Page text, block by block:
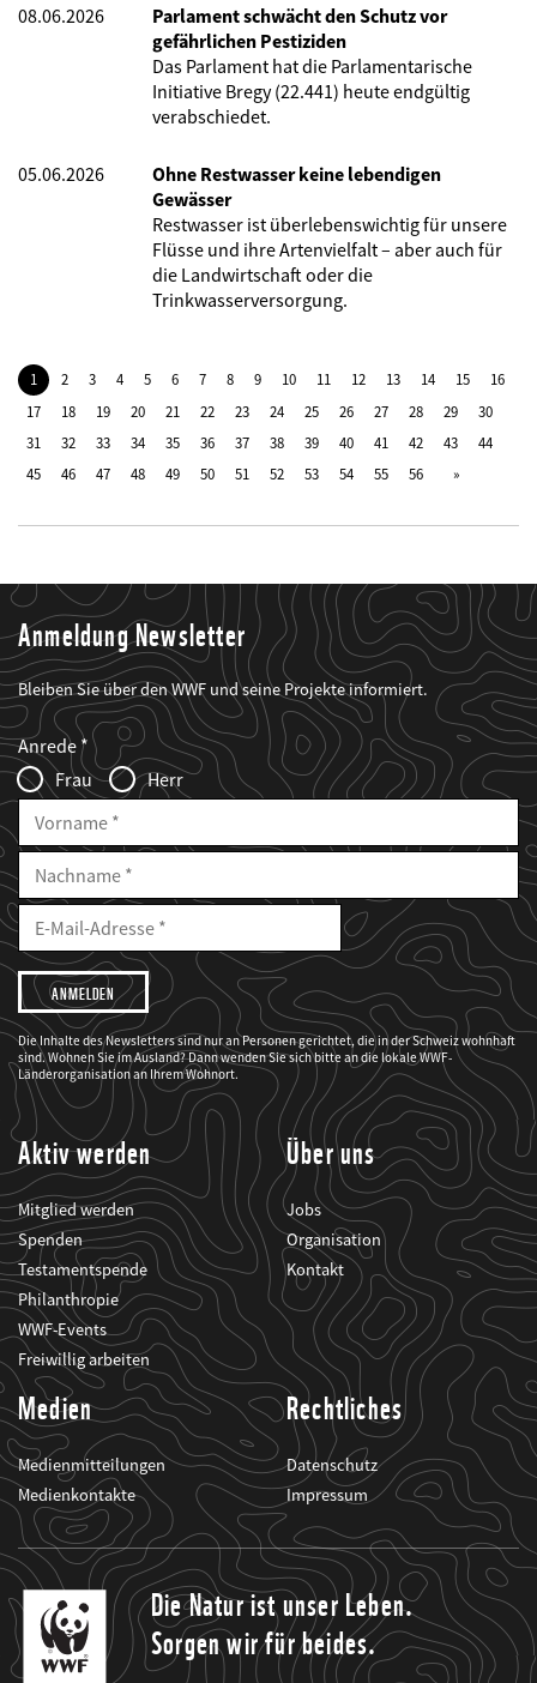
08.06.2026
Parlament schwächt den Schutz vor
gefährlichen Pestiziden
Das Parlament hat die Parlamentarische
Initiative Bregy (22.441) heute endgültig
verabschiedet.
05.06.2026
Ohne Restwasser keine lebendigen
Gewässer
Restwasser ist überlebenswichtig für unsere
Flüsse und ihre Artenvielfalt – aber auch für
die Landwirtschaft oder die
Trinkwasserversorgung.
1 2 3 4 5 6 7 8 9 10 11 12 13 14 15
16
17
18 19 20 21 22 23 24 25 26 27 28 29
30
31
32 33 34 35 36 37 38 39 40 41 42 43
44
45
46 47 48 49 50 51 52 53 54 55 56
Anmeldung Newsletter
Bleiben Sie über den WWF und seine Projekte informiert.
Web2Case
Infofelder
Fieldset
anrede_name
Anrede
Frau
Herr
Vorname
Nachname
E-
Mailadresse
E-
Adresse
Ich
möchte,
dass
der
WWF
mich
über
seine
Projekte
informiert.
Die Inhalte des Newsletters sind nur an Personen gerichtet, die in der Schweiz wohnhaft
sind. Wohnen Sie im Ausland? Dann wenden Sie sich bitte an die lokale WWF-
Länderorganisation an Ihrem Wohnort.
Aktiv werden
Mitglied werden
Spenden
Testamentspende
Philanthropie
WWF-Events
Freiwillig arbeiten
Über uns
Jobs
Organisation
Kontakt
Medien
Medienmitteilungen
Medienkontakte
Rechtliches
Datenschutz
Impressum
Die Natur ist unser Leben.
Sorgen wir für beides.